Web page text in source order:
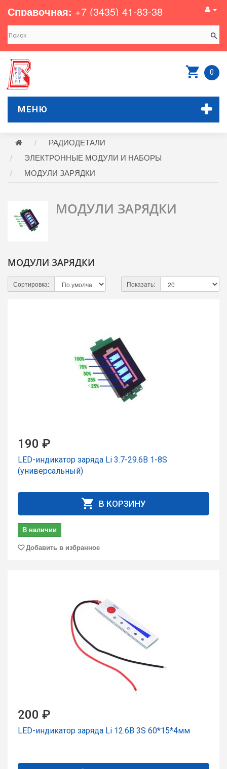
Справочная: +7 (3435) 41-83-38
0
МЕНЮ
РАДИОДЕТАЛИ
ЭЛЕКТРОННЫЕ МОДУЛИ И НАБОРЫ
МОДУЛИ ЗАРЯДКИ
МОДУЛИ ЗАРЯДКИ
МОДУЛИ ЗАРЯДКИ
Сортировка: Показать:
190 ₽
LED-индикатор заряда Li 3.7-29.6В 1-8S
(универсальный)
В КОРЗИНУ
В наличии
Добавить в избранное
200 ₽
LED-индикатор заряда Li 12.6В 3S 60*15*4мм